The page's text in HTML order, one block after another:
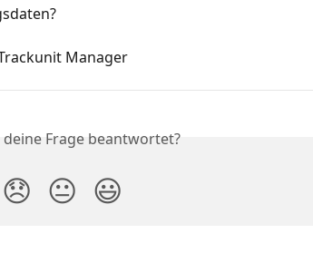
Manager
deine Frage beantwortet?
😞 😐 😃